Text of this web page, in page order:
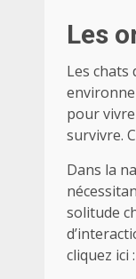
Les
Les chats
pour
survivre.
Dans la
solitude
cliquez ici :